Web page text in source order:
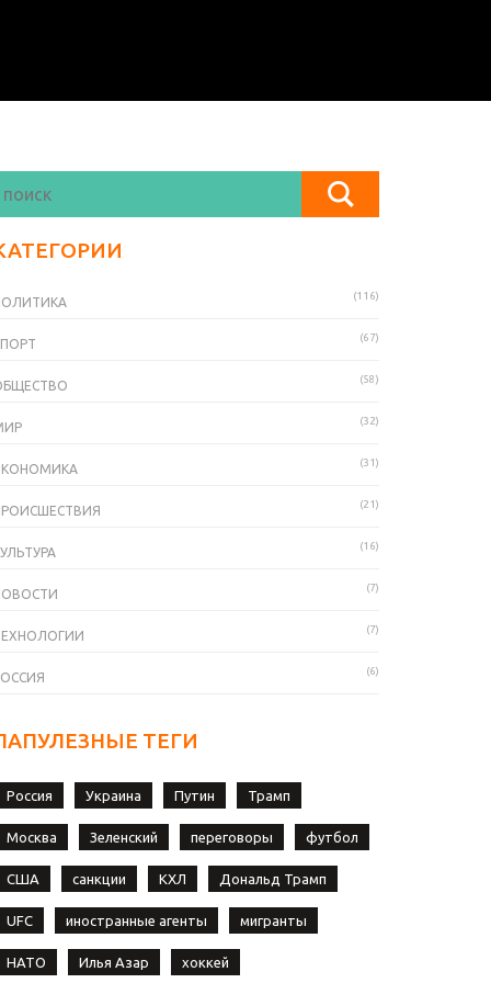
(116)
(67)
(58)
(32)
(31)
(21)
(16)
(7)
(7)
(6)
ТЕГИ
Россия Украина Путин Трамп
Москва Зеленский переговоры футбол
США санкции КХЛ Дональд Трамп
UFC иностранные агенты мигранты
НАТО Илья Азар хоккей